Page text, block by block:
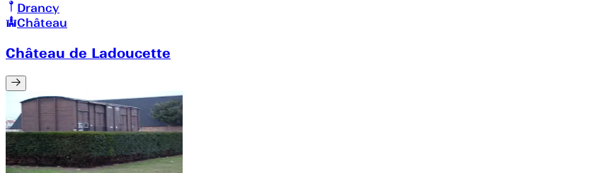
Drancy
Château
Château de Ladoucette